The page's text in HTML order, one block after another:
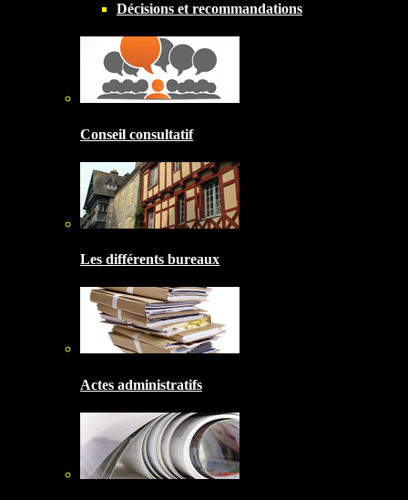
Décisions et recommandations
Conseil consultatif
Les différents bureaux
Actes administratifs